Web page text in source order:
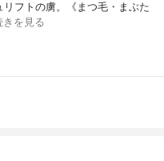
フトの虜。《まつ毛・まぶた
きを見る